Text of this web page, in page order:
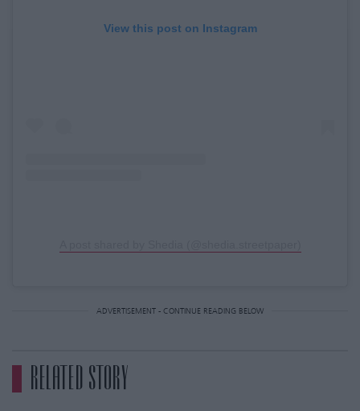
View this post on Instagram
ADVERTISEMENT - CONTINUE READING BELOW
RELATED STORY